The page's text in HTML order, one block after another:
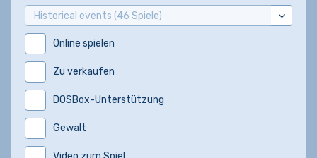
Online spielen
Zu verkaufen
DOSBox-Unterstützung
Gewalt